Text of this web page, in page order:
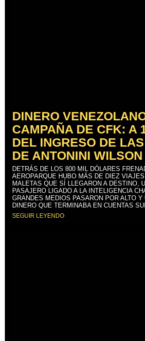
DINERO
CAMPAÑA DE CFK: A
DEL INGRESO DE
DE ANTONINI WILSON
DETRÁS DE LOS 800 MIL DÓLARES
AEROPARQUE HUBO MÁS DE DIEZ
MALETAS QUE SÍ LLEGARON A DESTINO,
PASAJERO LIGADO A LA INTELIGENCIA
GRANDES MEDIOS PASARON POR ALTO Y
DINERO QUE TERMINABA EN CUENTAS
SEGUIR LEYENDO